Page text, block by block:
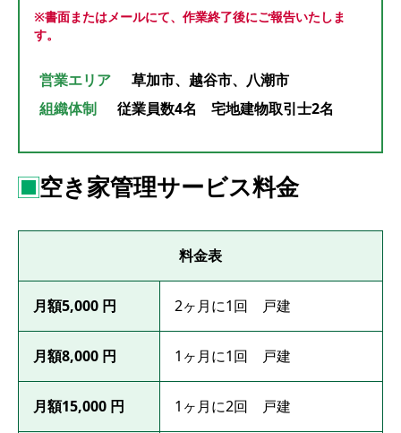
※書面またはメールにて、作業終了後にご報告いたしま
す。
営業エリア
草加市、越谷市、八潮市
組織体制
従業員数4名 宅地建物取引士2名
空き家管理サービス料金
料金表
月額5,000 円 2ヶ月に1回 戸建
月額8,000 円 1ヶ月に1回 戸建
月額15,000 円 1ヶ月に2回 戸建